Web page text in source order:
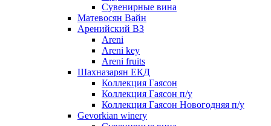
Cувенирные вина
Матевосян Вайн
Аренийский ВЗ
Areni
Areni key
Areni fruits
Шахназарян ЕКД
Коллекция Гаясон
Коллекция Гаясон п/у
Коллекция Гаясон Новогодняя п/у
Gevorkian winery